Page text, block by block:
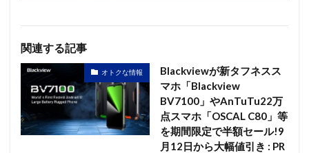
関連する記事
オトクな情報
Blackviewが新タフネスス
マホ「Blackview
BV7100」やAnTuTu22万
点スマホ「OSCAL C80」等
を期間限定で半額セール!9
月12日から大幅値引き : PR